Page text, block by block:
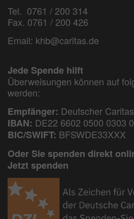
Tel. 0761 / 200 314
Fax. 0761 / 200 426
Email: khb@caritas.de
Jede Spende hilft
Überweisungen können auf
werden:
Empfänger: Deutscher
IBAN: DE22 6602 0500 0303
BIC/SWIFT: BFSWDE33XXX
Oder Sie spenden direkt
Jetzt spenden